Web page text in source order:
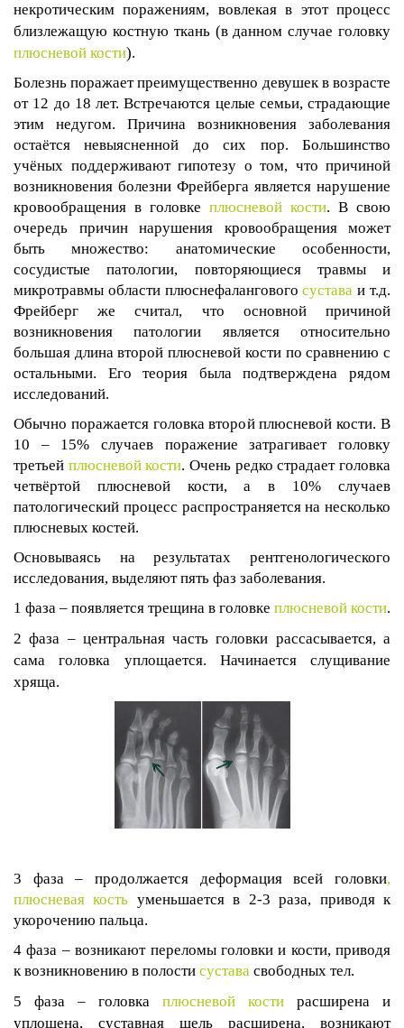
некротическим поражениям, вовлекая в этот процесс
близлежащую костную ткань (в данном случае головку
плюсневой кости).
Болезнь поражает преимущественно девушек в возрасте
от 12 до 18 лет. Встречаются целые семьи, страдающие
этим недугом. Причина возникновения заболевания
остаётся невыясненной до сих пор. Большинство
учёных поддерживают гипотезу о том, что причиной
возникновения болезни Фрейберга является нарушение
кровообращения в головке плюсневой кости. В свою
очередь причин нарушения кровообращения может
быть множество: анатомические особенности,
сосудистые патологии, повторяющиеся травмы и
микротравмы области плюснефалангового сустава и т.д.
Фрейберг же считал, что основной причиной
возникновения патологии является относительно
большая длина второй плюсневой кости по сравнению с
остальными. Его теория была подтверждена рядом
исследований.
Обычно поражается головка второй плюсневой кости. В
10 – 15% случаев поражение затрагивает головку
третьей плюсневой кости. Очень редко страдает головка
четвёртой плюсневой кости, а в 10% случаев
патологический процесс распространяется на несколько
плюсневых костей.
Основываясь на результатах рентгенологического
исследования, выделяют пять фаз заболевания.
1 фаза – появляется трещина в головке плюсневой кости.
2 фаза – центральная часть головки рассасывается, а
сама головка уплощается. Начинается слущивание
хряща.
3 фаза – продолжается деформация всей головки,
плюсневая кость уменьшается в 2-3 раза, приводя к
укорочению пальца.
4 фаза – возникают переломы головки и кости, приводя
к возникновению в полости сустава свободных тел.
5 фаза – головка плюсневой кости расширена и
уплощена, суставная щель расширена, возникают